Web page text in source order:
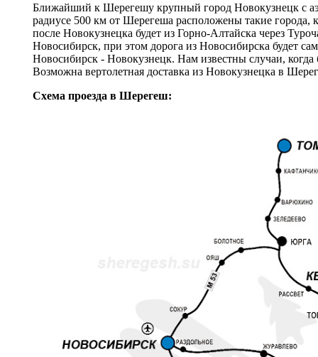
Ближайший к Шерегешу крупный город Новокузнецк с
радиусе 500 км от Шерегеша расположены такие города,
после Новокузнецка будет из Горно-Алтайска через
Новосибирск, при этом дорога из Новосибирска будет
Новосибирск - Новокузнецк. Нам известны случаи,
Возможна вертолетная доставка из Новокузнецка в
Схема проезда в Шерегеш: